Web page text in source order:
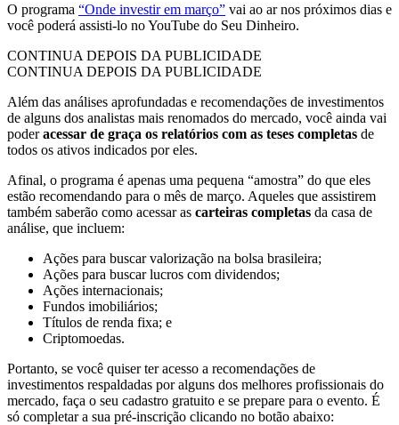
O programa “Onde investir em março” vai ao ar nos próximos dias e
você poderá assisti-lo no YouTube do Seu Dinheiro.
CONTINUA DEPOIS DA PUBLICIDADE
CONTINUA DEPOIS DA PUBLICIDADE
Além das análises aprofundadas e recomendações de investimentos
de alguns dos analistas mais renomados do mercado, você ainda vai
poderacessar de graça os relatórios com as teses completas de
todos os ativos indicados por eles.
Afinal, o programa é apenas uma pequena “amostra” do que eles
estão recomendando para o mês de março. Aqueles que assistirem
também saberão como acessar as carteiras completas da casa de
análise, que incluem:
Ações para buscar valorização na bolsa brasileira;
Ações para buscar lucros com dividendos;
Ações internacionais;
Fundos imobiliários;
Títulos de renda fixa; e
Criptomoedas.
Portanto, se você quiser ter acesso a recomendações de
investimentos respaldadas por alguns dos melhores profissionais do
mercado, faça o seu cadastro gratuito e se prepare para o evento. É
só completar a sua pré-inscrição clicando no botão abaixo: